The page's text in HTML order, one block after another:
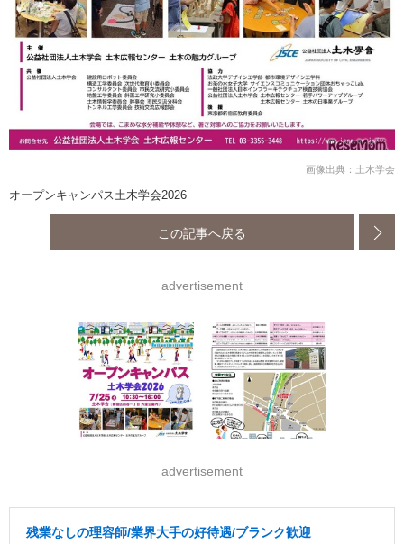
画像出典：土木学会
オープンキャンパス土木学会2026
この記事へ戻る
advertisement
advertisement
残業なしの理容師/業界大手の好待遇/ブランク歓迎